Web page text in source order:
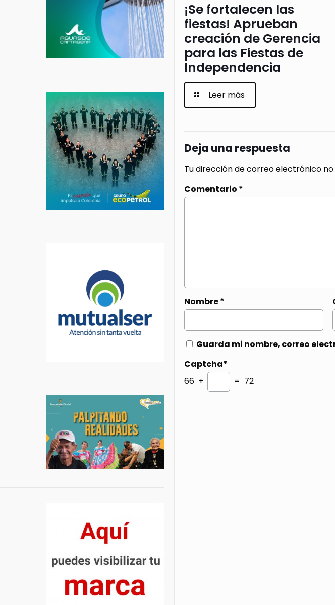
¡Se fortalecen las
fiestas! Aprueban
creación de Gerencia
para las Fiestas de
Independencia
Leer más
Deja una respuesta
Tu dirección de correo electrónico
Comentario *
Nombre*
Guarda mi nombre, correo
Captcha*
66 +
= 72